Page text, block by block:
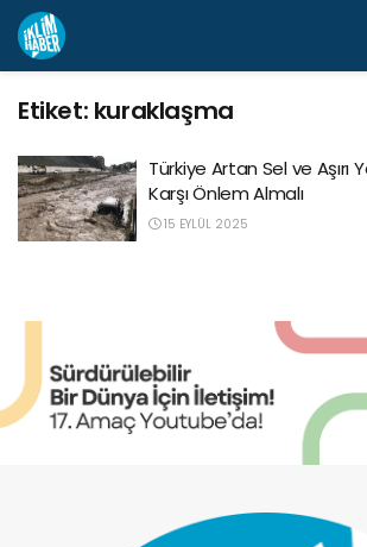
Etiket: kuraklaşma
Türkiye Artan Sel ve Aşırı
Karşı Önlem Almalı
15 EYLÜL 2025